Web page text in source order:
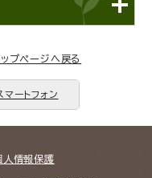
ップページへ戻る
マートフォン
人情報保護